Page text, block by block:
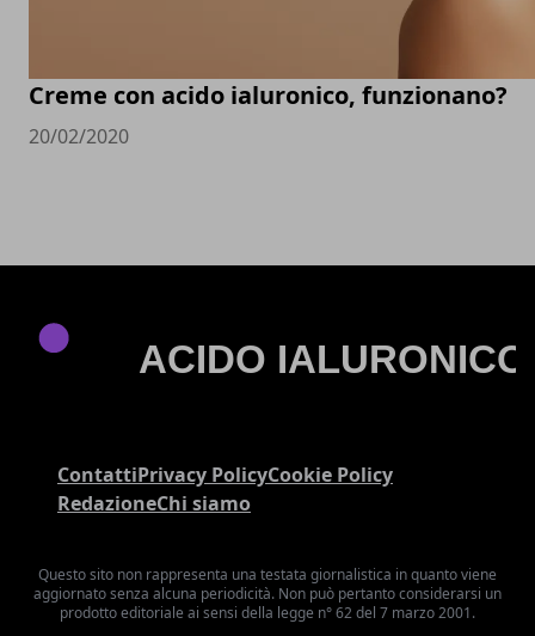
Creme con acido ialuronico, funzionano?
20/02/2020
ContattiPrivacy PolicyCookie Policy
RedazioneChi siamo
Questo sito non rappresenta una testata giornalistica in quanto viene
aggiornato senza alcuna periodicità. Non può pertanto considerarsi un
prodotto editoriale ai sensi della legge n° 62 del 7 marzo 2001.